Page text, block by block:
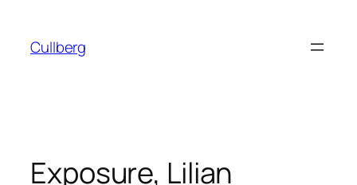
innehåll
Cullberg
Exposure, Lilian